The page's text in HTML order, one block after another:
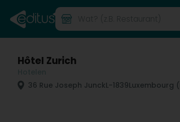
Hôtel Zurich
36 Rue Joseph JunckL-1839Luxembourg